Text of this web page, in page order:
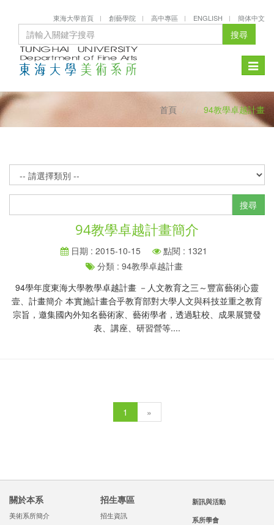
東海大學首頁 創藝學院 高中專區 ENGLISH 簡体中文
搜尋
Toggle
首頁 94教學卓越計畫
搜尋
94教學卓越計畫簡介
日期 : 2015-10-15
點閱 : 1321
分類 : 94教學卓越計畫
94學年度東海大學教學卓越計畫 －人文教育之三～豐富藝術心靈
壹、計畫簡介 本實施計畫合乎教育部對大學人文與科技並重之教育
宗旨，邀集國內外知名藝術家、藝術學者，透過駐校、成果展覽發
表、講座、研習營等....
1 »
關於本系
美術系所簡介
招生專區
招生資訊
新訊與活動
系所學會